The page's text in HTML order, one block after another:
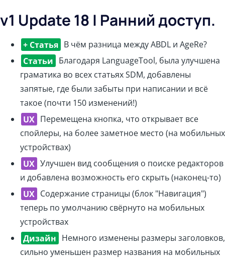
v1 Update 18 | Ранний доступ.
+ Статья В чём разница между ABDL и AgeRe?
Статьи Благодаря LanguageTool, была улучшена
граматика во всех статьях SDM, добавлены
запятые, где были забыты при написании и всё
такое (почти 150 изменений!)
UX Перемещена кнопка, что открывает все
спойлеры, на более заметное место (на мобильных
устройствах)
UX Улучшен вид сообщения о поиске редакторов
и добавлена возможность его скрыть (наконец-то)
UX Содержание страницы (блок "Навигация")
теперь по умолчанию свёрнуто на мобильных
устройствах
Дизайн Немного изменены размеры заголовков,
сильно уменьшен размер названия на мобильных